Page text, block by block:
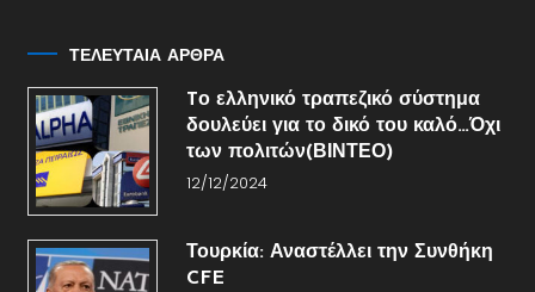
ΤΕΛΕΥΤΑΙΑ ΑΡΘΡΑ
Tο ελληνικό τραπεζικό σύστημα
δουλεύει για το δικό του καλό…Όχι
των πολιτών(ΒΙΝΤΕΟ)
12/12/2024
Τουρκία: Αναστέλλει την Συνθήκη
CFE